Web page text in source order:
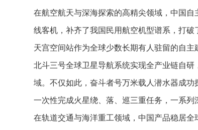
在航空航天与深海探索的高精尖领域，中国
线客机，补齐了我国民用航空机型谱系，打破
天宫空间站作为全球少数长期有人驻留的自
北斗三号全球卫星导航系统实现全产业链自
域。不仅如此，奋斗者号万米载人潜水器成
一次性完成火星绕、落、巡三重任务，一系列
在轨道交通与海洋重工领域，中国产品稳居